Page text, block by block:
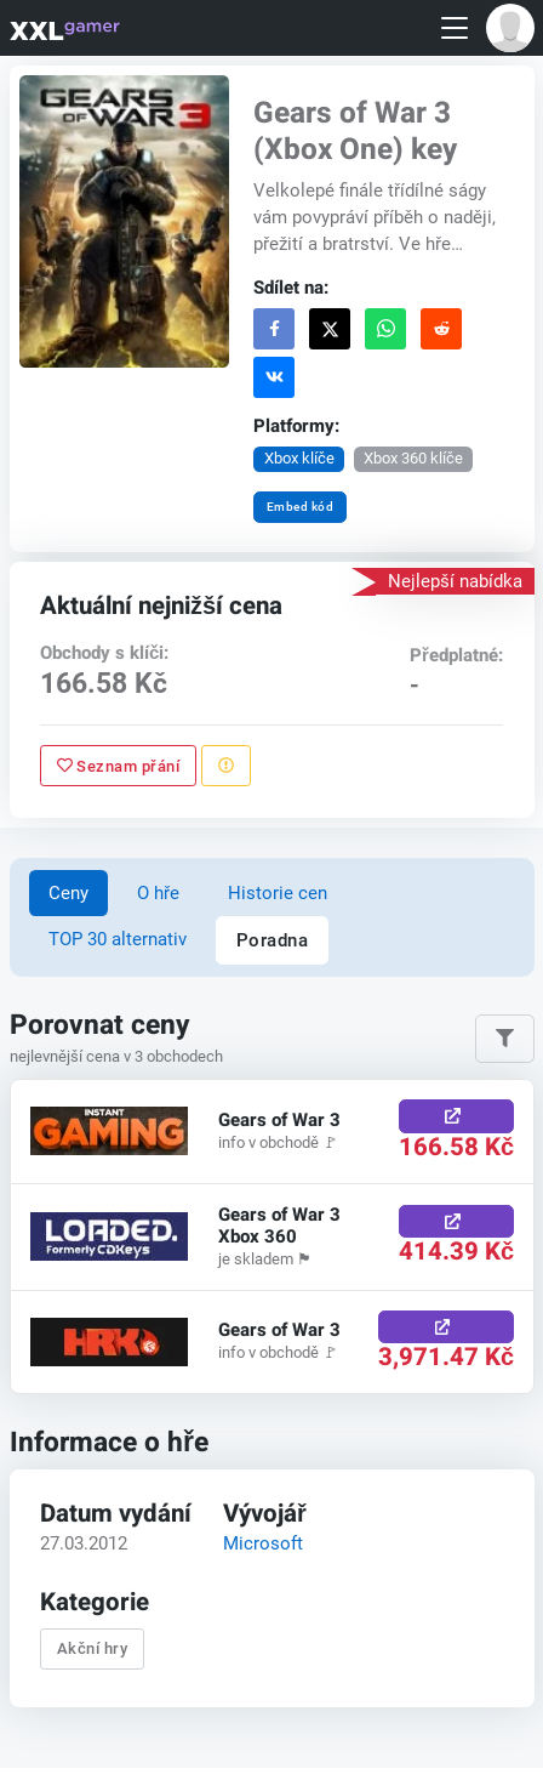
Gears of War 3
(Xbox One) key
Velkolepé finále třídílné ságy
vám povypráví příběh o naději,
přežití a bratrství. Ve hře
bojovat za Marcuse Fenixe
válečn...
Sdílet na:
Platformy:
Xbox klíče Xbox 360 klíče
Embed kód
Nejlepší nabídka
Aktuální nejnižší cena
Obchody s klíči:
166.58 Kč
Předplatné:
-
Seznam přání
Ceny O hře Historie cen
TOP 30 alternativ Poradna
Porovnat ceny
nejlevnější cena v 3 obchodech
Gears of War 3
info v obchodě 🚩 166.58 Kč
Gears of War 3
Xbox 360
je skladem 🏴 414.39 Kč
Gears of War 3
info v obchodě 🚩 3,971.47 Kč
Informace o hře
Datum vydání
27.03.2012
Vývojář
Microsoft
Kategorie
Akční hry